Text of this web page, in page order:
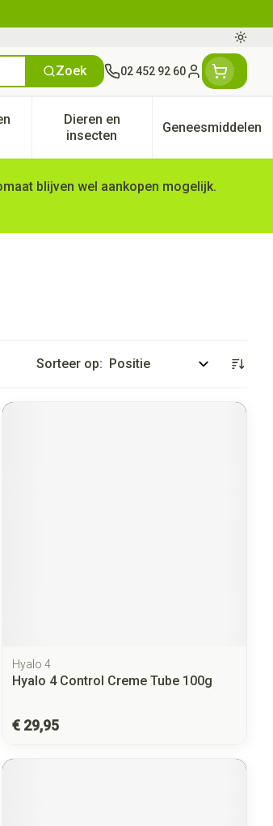
Zoek 02 452 92 60
Klant menu
geneeskunde categorie
submenu voor Thuiszorg en EHBO categorie
Dieren en
insectenToon submenu voor Dieren
Geneesmiddelen
Toon
blijven wel aankopen mogelijk.
Sorteer op:
Hyalo 4
Hyalo 4 Control Creme Tube 100g
€ 29,95